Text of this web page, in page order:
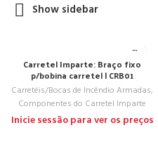
Show sidebar
Carretel Imparte: Braço fixo
p/bobina carretel | CRB01
Carretéis/Bocas de Incêndio Armadas,
Componentes do Carretel Imparte
Inicie sessão para ver os preços